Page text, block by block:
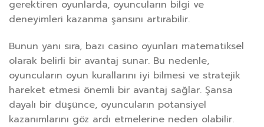
gerektiren oyunlarda, oyuncuların bilgi ve
deneyimleri kazanma şansını artırabilir.
Bunun yanı sıra, bazı casino oyunları matematiksel
olarak belirli bir avantaj sunar. Bu nedenle,
oyuncuların oyun kurallarını iyi bilmesi ve stratejik
hareket etmesi önemli bir avantaj sağlar. Şansa
dayalı bir düşünce, oyuncuların potansiyel
kazanımlarını göz ardı etmelerine neden olabilir.